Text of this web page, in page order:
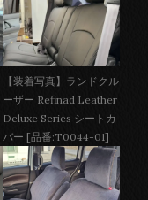
【装着写真】ランドクル
ーザー Refinad Leather
Deluxe Series シートカ
バー [品番:T0044-01]